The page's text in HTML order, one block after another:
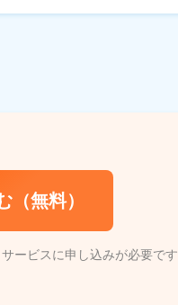
無料）
ービスに申し込みが必要です